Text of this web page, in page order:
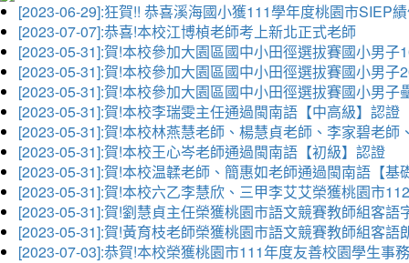
[2023-06-29]:狂賀!! 恭喜溪海國小獲111學年度桃園市SIEP
[2023-07-07]:恭喜!本校江博楨老師考上新北正式老師
[2023-05-31]:賀!本校參加大園區國中小田徑選拔賽國小男子
[2023-05-31]:賀!本校參加大園區國中小田徑選拔賽國小男
[2023-05-31]:賀!本校參加大園區國中小田徑選拔賽國小男子
[2023-05-31]:賀!本校李瑞雯主任通過閩南語【中高級】認證
[2023-05-31]:賀!本校林燕慧老師、楊慧貞老師、李家碧老
[2023-05-31]:賀!本校王心岑老師通過閩南語【初級】認證
[2023-05-31]:賀!本校温韖老師、簡惠如老師通過閩南語【基
[2023-05-31]:賀!本校六乙李慧欣、三甲李艾艾榮獲桃園市
[2023-05-31]:賀!劉慧貞主任榮獲桃園市語文競賽教師組客語
[2023-05-31]:賀!黃育枝老師榮獲桃園市語文競賽教師組客語
[2023-07-03]:恭賀!本校榮獲桃園市111年度友善校園學生事